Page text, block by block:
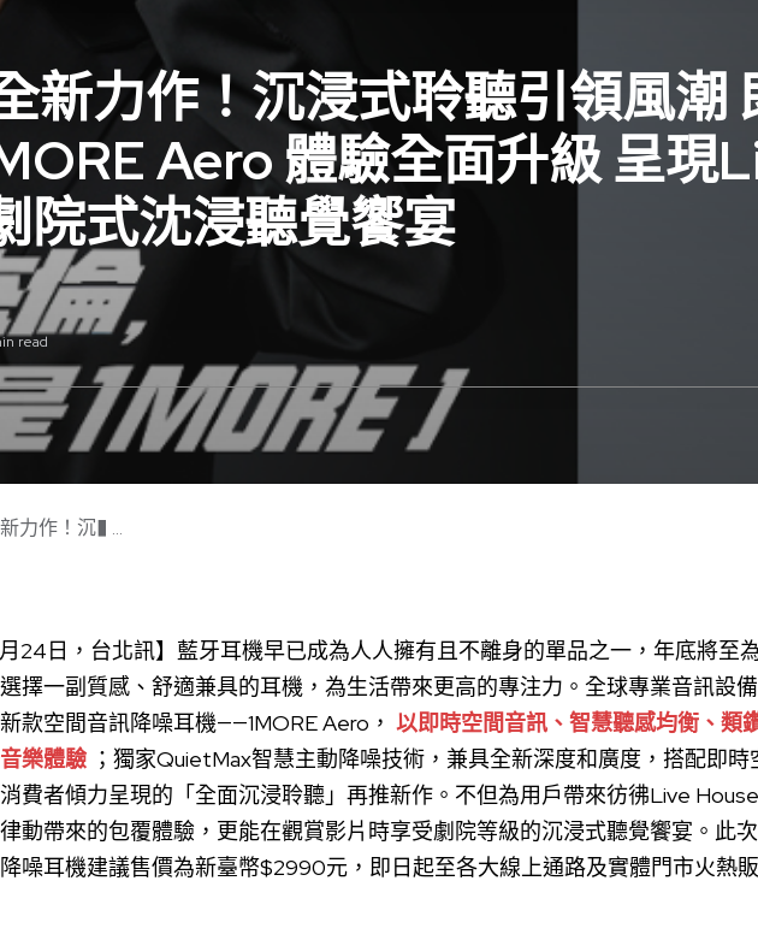
新力作！沉浸式聆聽引領風潮
Aero 體驗全面升級 呈現
院式沈浸聽覺饗宴
read
力作！沉� ...
月24日，台北訊】藍牙耳機早已成為人人擁有且不離身的單品之一，年底將至
擇一副質感、舒適兼具的耳機，為生活帶來更高的專注力。全球專業音訊設
款空間音訊降噪耳機——1MORE Aero， 以即時空間音訊、智慧聽感均衡、類
樂體驗 ；獨家QuietMax智慧主動降噪技術，兼具全新深度和廣度，搭配即
費者傾力呈現的「全面沉浸聆聽」再推新作。不但為用戶帶來彷彿Live
動帶來的包覆體驗，更能在觀賞影片時享受劇院等級的沉浸式聽覺饗宴。此
噪耳機建議售價為新臺幣$2990元，即日起至各大線上通路及實體門市火熱